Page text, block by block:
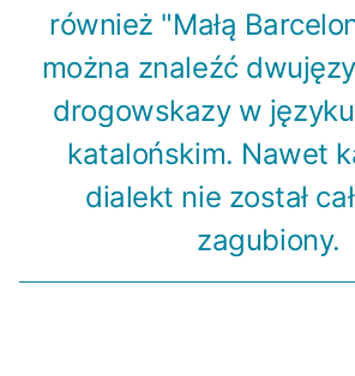
również "Małą
można znaleźć
drogowskazy w
katalońskim. Nawet
dialekt nie został
zagubiony.